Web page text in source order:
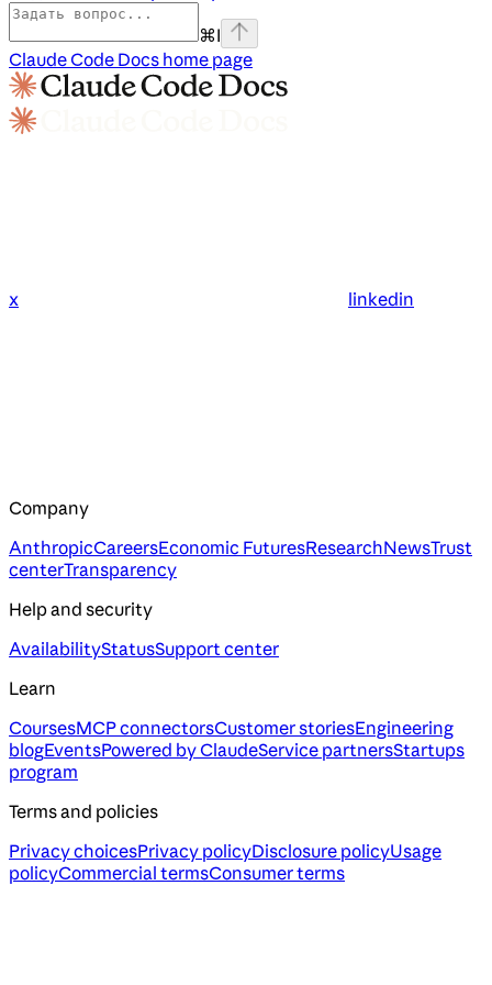
⌘I
Claude Code Docs home page
x linkedin
Company
AnthropicCareersEconomic FuturesResearchNewsTrust
centerTransparency
Help and security
AvailabilityStatusSupport center
Learn
CoursesMCP connectorsCustomer storiesEngineering
blogEventsPowered by ClaudeService partnersStartups
program
Terms and policies
Privacy choicesPrivacy policyDisclosure policyUsage
policyCommercial termsConsumer terms